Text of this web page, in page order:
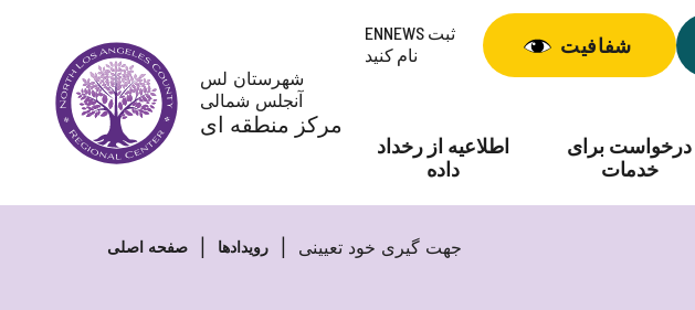
شهرستان لس
آنجلس شمالی
مرکز منطقه ای
ENNEWS ثبت
نام کنید
شفافیت
اطلاعیه از رخداد
داده
درخواست برای
خدمات
صفحه اصلی رویدادها جهت گیری خود تعیینی